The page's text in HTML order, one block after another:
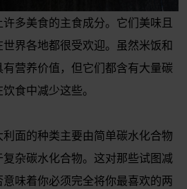
多美食的主食成分。它们美味且
界各地都很受欢迎。虽然米饭和
营养价值，但它们都含有大量碳
食中减少这些。
面的种类主要由简单碳水化合物
复杂碳水化合物。这对那些试图减
味着你必须完全将你最喜欢的两